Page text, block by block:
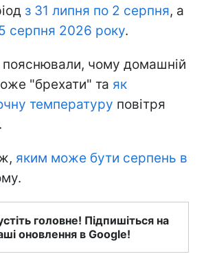
з 31 липня по 2 серпня, а
серпня 2026 року.
пояснювали, чому домашній
"брехати" та як
температуру повітря
яким може бути серпень в
головне! Підпишіться на
оновлення в Google!